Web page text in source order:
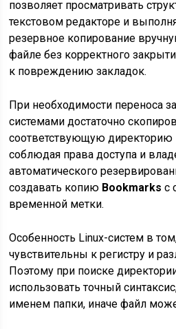
позволяет просматривать
текстовом редакторе и
резервное копирование
файле без корректного
к повреждению закладок.
При необходимости переноса
системами достаточно
соответствующую директорию
соблюдая права доступа и
автоматического
создавать копию Bookmarks с
временной метки.
Особенность Linux-систем в
чувствительны к регистру и
Поэтому при поиске
использовать точный
именем папки, иначе файл